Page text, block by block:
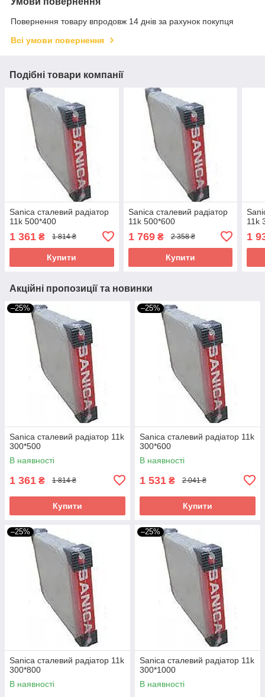
Повернення товару впродовж 14 днів за рахунок покупця
Всі умови повернення
Подібні товари компанії
Sanica сталевий радіатор
11k 500*400
1 361 ₴ 1 814 ₴
Купити
Sanica сталевий радіатор
11k 500*600
1 769₴ 2 358 ₴
Купити
11k
1
Акційні пропозиції та новинки
–25%
Sanica сталевий радіатор 11k
300*500
В наявності
1 361 ₴ 1 814 ₴
Купити
–25%
Sanica сталевий радіатор 11k
300*600
В наявності
1 531 ₴ 2 041 ₴
Купити
–25%
Sanica сталевий радіатор 11k
300*800
В наявності
–25%
Sanica сталевий радіатор 11k
300*1000
В наявності